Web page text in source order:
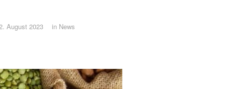
August 2023 in News